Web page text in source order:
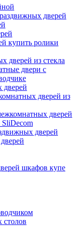
дверей
купить ролики
дверей из стекла
двери с
дверей
дверей из
дверей
дверей
шкафов купе